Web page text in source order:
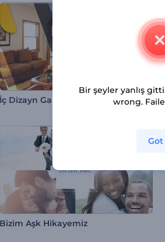
İç Dizayn Galerisi
Bizim Aşk Hikayemiz
Bir şeyler yanlış
wrong.